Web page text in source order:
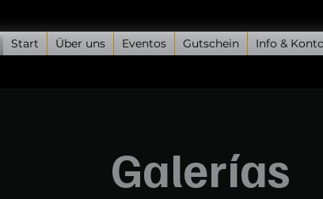
Start Über uns Eventos Gutschein Info &
Galerías